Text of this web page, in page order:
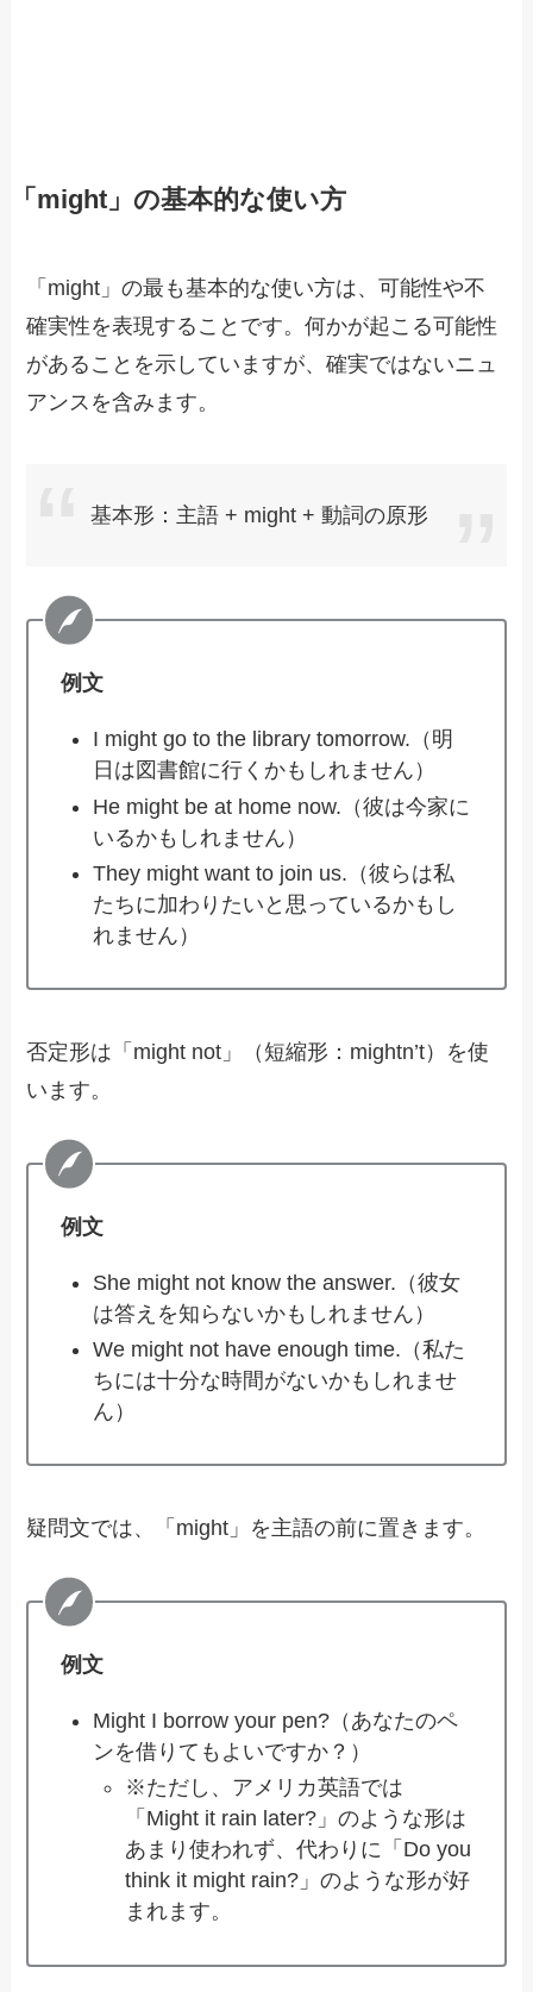
「might」の基本的な使い方
「might」の最も基本的な使い方は、可能性や不
確実性を表現することです。何かが起こる可能性
があることを示していますが、確実ではないニュ
アンスを含みます。
基本形：主語 + might + 動詞の原形
例文
I might go to the library tomorrow.（明
日は図書館に行くかもしれません）
He might be at home now.（彼は今家に
いるかもしれません）
They might want to join us.（彼らは私
たちに加わりたいと思っているかもし
れません）
否定形は「might not」（短縮形：mightn’t）を使
います。
例文
She might not know the answer.（彼女
は答えを知らないかもしれません）
We might not have enough time.（私た
ちには十分な時間がないかもしれませ
ん）
疑問文では、「might」を主語の前に置きます。
例文
Might I borrow your pen?（あなたのペ
ンを借りてもよいですか？）
※ただし、アメリカ英語では
「Might it rain later?」のような形は
あまり使われず、代わりに「Do you
think it might rain?」のような形が好
まれます。